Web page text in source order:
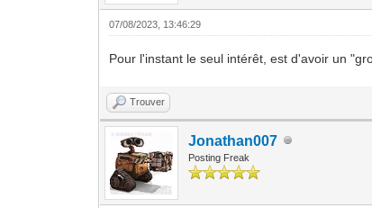
07/08/2023, 13:46:29
Pour l'instant le seul intérêt, est d'avoir un
Trouver
Jonathan007
Posting Freak